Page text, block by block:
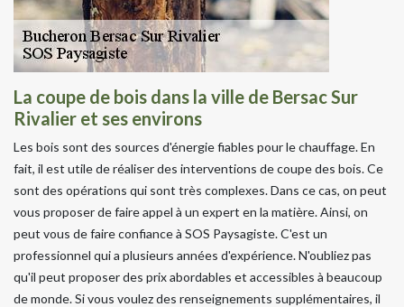
La coupe de bois dans la ville de Bersac Sur
Rivalier et ses environs
Les bois sont des sources d'énergie fiables pour le chauffage. En
fait, il est utile de réaliser des interventions de coupe des bois. Ce
sont des opérations qui sont très complexes. Dans ce cas, on peut
vous proposer de faire appel à un expert en la matière. Ainsi, on
peut vous de faire confiance à SOS Paysagiste. C'est un
professionnel qui a plusieurs années d'expérience. N'oubliez pas
qu'il peut proposer des prix abordables et accessibles à beaucoup
de monde. Si vous voulez des renseignements supplémentaires, il